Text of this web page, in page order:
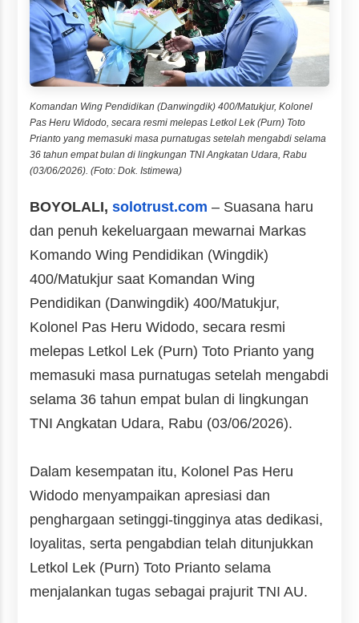
Komandan Wing Pendidikan (Danwingdik) 400/Matukjur, Kolonel
Pas Heru Widodo, secara resmi melepas Letkol Lek (Purn) Toto
Prianto yang memasuki masa purnatugas setelah mengabdi selama
36 tahun empat bulan di lingkungan TNI Angkatan Udara, Rabu
(03/06/2026). (Foto: Dok. Istimewa)
BOYOLALI,solotrust.com – Suasana haru
dan penuh kekeluargaan mewarnai Markas
Komando Wing Pendidikan (Wingdik)
400/Matukjur saat Komandan Wing
Pendidikan (Danwingdik) 400/Matukjur,
Kolonel Pas Heru Widodo, secara resmi
melepas Letkol Lek (Purn) Toto Prianto yang
memasuki masa purnatugas setelah mengabdi
selama 36 tahun empat bulan di lingkungan
TNI Angkatan Udara, Rabu (03/06/2026).
Dalam kesempatan itu, Kolonel Pas Heru
Widodo menyampaikan apresiasi dan
penghargaan setinggi-tingginya atas dedikasi,
loyalitas, serta pengabdian telah ditunjukkan
Letkol Lek (Purn) Toto Prianto selama
menjalankan tugas sebagai prajurit TNI AU.